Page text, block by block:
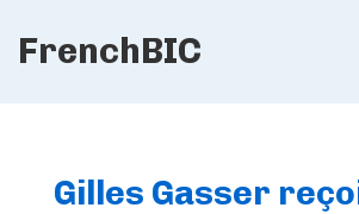
SkipFrenchBIC
Gilles Gasser